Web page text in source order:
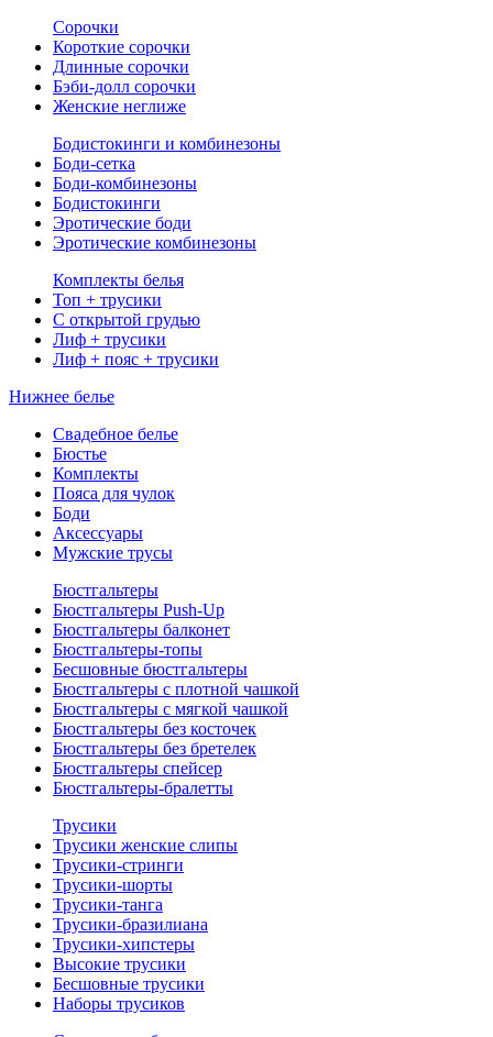
Сорочки
Короткие сорочки
Длинные сорочки
Бэби-долл сорочки
Женские неглиже
Бодистокинги и комбинезоны
Боди-сетка
Боди-комбинезоны
Бодистокинги
Эротические боди
Эротические комбинезоны
Комплекты белья
Топ + трусики
С открытой грудью
Лиф + трусики
Лиф + пояс + трусики
Нижнее белье
Свадебное белье
Бюстье
Комплекты
Пояса для чулок
Боди
Аксессуары
Мужские трусы
Бюстгальтеры
Бюстгальтеры Push-Up
Бюстгальтеры балконет
Бюстгальтеры-топы
Бесшовные бюстгальтеры
Бюстгальтеры с плотной чашкой
Бюстгальтеры с мягкой чашкой
Бюстгальтеры без косточек
Бюстгальтеры без бретелек
Бюстгальтеры спейсер
Бюстгальтеры-бралетты
Трусики
Трусики женские слипы
Трусики-стринги
Трусики-шорты
Трусики-танга
Трусики-бразилиана
Трусики-хипстеры
Высокие трусики
Бесшовные трусики
Наборы трусиков